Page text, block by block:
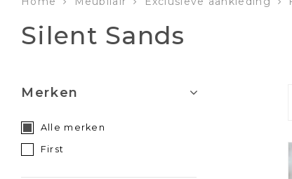
Silent Sands
Merken
Alle merken
First